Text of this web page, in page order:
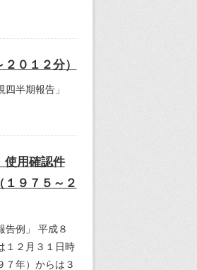
０１２分）
半期報告」
使用確認件
９７５～２
告例」 平成８
１２月３１日時
７年）からは３